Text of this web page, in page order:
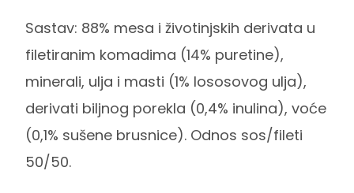
Sastav: 88% mesa i životinjskih derivata u
filetiranim komadima (14% puretine),
minerali, ulja i masti (1% lososovog ulja),
derivati biljnog porekla (0,4% inulina), voće
(0,1% sušene brusnice). Odnos sos/fileti
50/50.